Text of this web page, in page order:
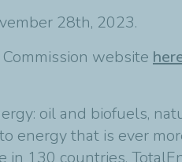
28th, 2023.
website
oil and biofuels,
energy that is ever